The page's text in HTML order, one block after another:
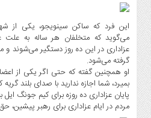
شهرداری
اجتماعی
هنری
فرهنگی
ورزشی
سیاسی
گیلان
این فرد که ساکن سینویجو، یکی از
می‌گوید که متخلفان هر ساله به علت
عزاداری در این ده روز دستگیر می‌شوند
گرفته می‌شود.
او همچنین گفته که حتی اگر یکی از
بمیرد، شما اجازه ندارید با صدای بلند
پایان عزاداری ده روزه برای کیم جونگ
مردم در ایام عزاداری برای رهبر پیشین،